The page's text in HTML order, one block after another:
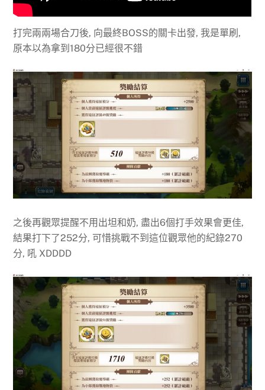
打完兩兩場合刀後, 向最終BOSS的關卡出發, 我是單刷,
原本以為拿到180分已經很不錯
之後再觀眾提醒不用出坦和奶, 盡出6個打手效果會更佳,
結果打下了252分, 可惜挑戰不到這位觀眾他的紀錄270
分, 吼 XDDDD